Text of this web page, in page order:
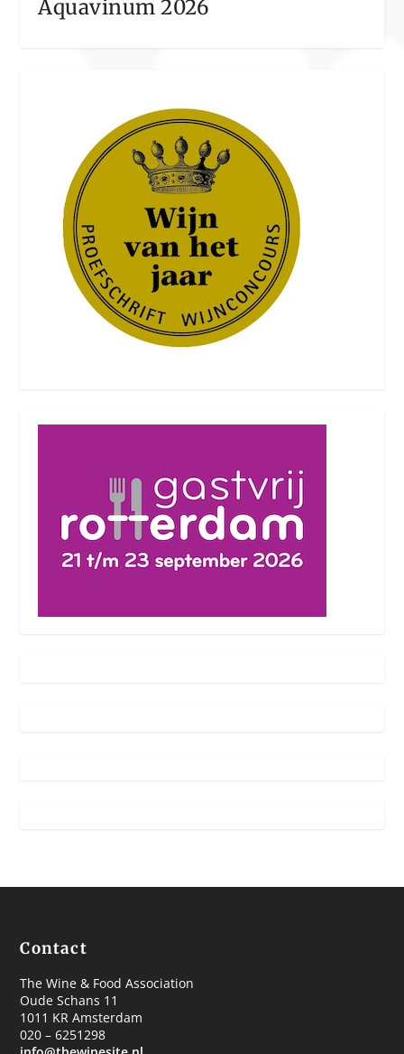
Aquavinum 2026
Contact
The Wine & Food Association
Oude Schans 11
1011 KR Amsterdam
020 – 6251298